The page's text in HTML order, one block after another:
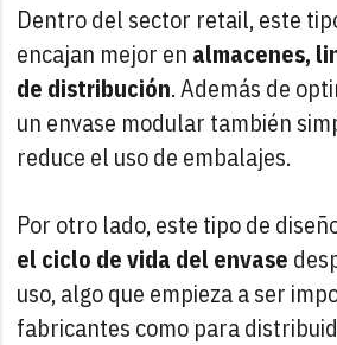
Dentro del sector retail, este
encajan mejor en almacenes,
de distribución. Además de
un envase modular también
reduce el uso de embalajes.
Por otro lado, este tipo de
el ciclo de vida del envase
uso, algo que empieza a ser
fabricantes como para